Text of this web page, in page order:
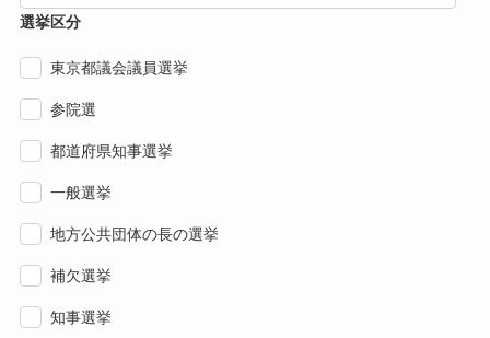
選挙区分
東京都議会議員選挙
参院選
都道府県知事選挙
一般選挙
地方公共団体の長の選挙
補欠選挙
知事選挙